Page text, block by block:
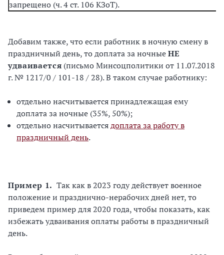
запрещено (ч. 4 ст. 106 КЗоТ).
Добавим также, что если работник в ночную смену в
праздничный день, то доплата за ночныеНЕ
удваивается (письмо Минсоцполитики от 11.07.2018
г. № 1217/0 / 101-18 / 28). В таком случае работнику:
отдельно насчитывается принадлежащая ему
доплата за ночные (35%, 50%);
отдельно насчитываетсядоплата за работу в
праздничный день.
Пример 1. Так как в 2023 году действует военное
положение и празднично-нерабочих дней нет, то
приведем пример для 2020 года, чтобы показать, как
избежать удваивания оплаты работы в праздничный
день.